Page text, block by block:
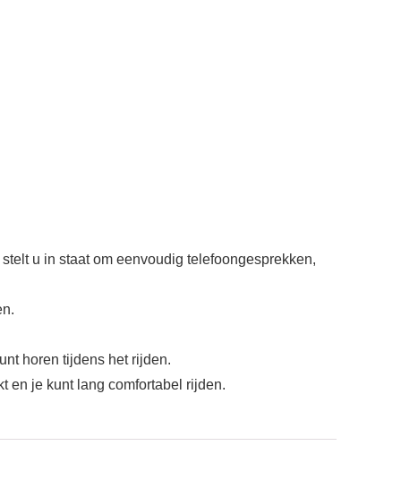
u in staat om eenvoudig telefoongesprekken,
horen tijdens het rijden.
en je kunt lang comfortabel rijden.